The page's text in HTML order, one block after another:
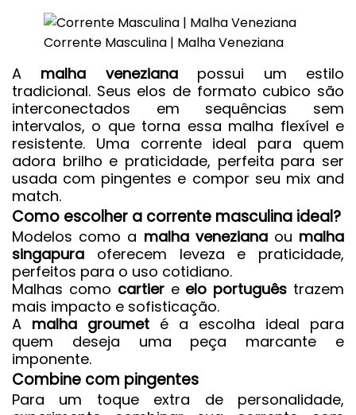
Corrente Masculina | Malha Veneziana
A malha venezianapossui um estilo
tradicional. Seus elos de formato cubico são
interconectados em sequências sem
intervalos, o que torna essa malha flexível e
resistente. Uma corrente ideal para quem
adora brilho e praticidade, perfeita para ser
usada com pingentes e compor seu mix and
match.
Como escolher a corrente masculina ideal?
Modelos como a malha venezianaou malha
singapura oferecem leveza e praticidade,
perfeitos para o uso cotidiano.
Malhas como cartiere elo português trazem
mais impacto e sofisticação.
A malha groumet é a escolha ideal para
quem deseja uma peça marcante e
imponente.
Combine com pingentes
Para um toque extra de personalidade,